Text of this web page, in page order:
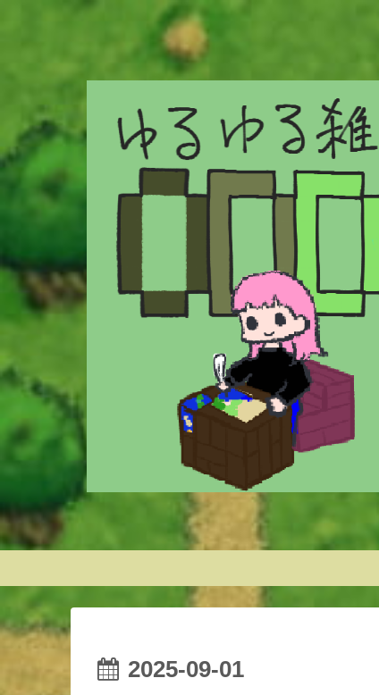
2025-09-01